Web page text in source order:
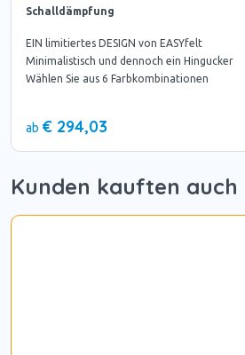
Schalldämpfung
EIN limitiertes DESIGN von EASYfelt
Minimalistisch und dennoch ein Hingucker
Wählen Sie aus 6 Farbkombinationen
ab € 294,03
Kunden kauften auch